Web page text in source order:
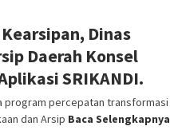
Dinas
Daerah Konsel
SRIKANDI.
program percepatan transformasi
dan Arsip Baca Selengkapnya